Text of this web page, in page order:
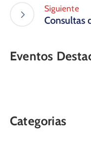
Siguiente
Consultas
Eventos
Categorias